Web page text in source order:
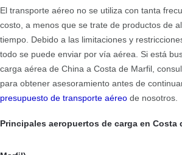
El transporte aéreo no se utiliza con tanta
costo, a menos que se trate de productos de
tiempo. Debido a las limitaciones y
todo se puede enviar por vía aérea. Si está
carga aérea de China a Costa de Marfil,
para obtener asesoramiento antes de
presupuesto de transporte aéreo de nosotros.
Principales aeropuertos de carga en Costa